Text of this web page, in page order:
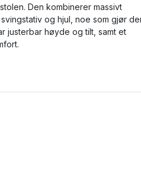
Den kombinerer massivt
og hjul, noe som gjør
justerbar høyde og tilt, samt et